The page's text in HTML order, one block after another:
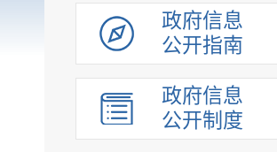
政府信息
公开指南
政府信息
公开制度